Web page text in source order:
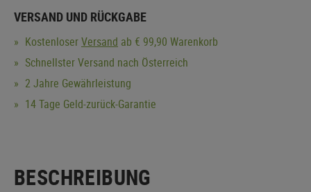
VERSAND UND RÜCKGABE
KostenloserVersand ab € 99,90 Warenkorb
Schnellster Versand nach Österreich
2 Jahre Gewährleistung
14 Tage Geld-zurück-Garantie
BESCHREIBUNG